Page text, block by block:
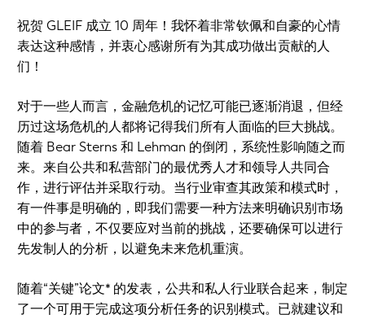
祝贺 GLEIF 成立 10 周年！我怀着非常钦佩和自豪的心情
表达这种感情，并衷心感谢所有为其成功做出贡献的人
们！
对于一些人而言，金融危机的记忆可能已逐渐消退，但经
历过这场危机的人都将记得我们所有人面临的巨大挑战。
随着 Bear Sterns 和 Lehman 的倒闭，系统性影响随之而
来。来自公共和私营部门的最优秀人才和领导人共同合
作，进行评估并采取行动。当行业审查其政策和模式时，
有一件事是明确的，即我们需要一种方法来明确识别市场
中的参与者，不仅要应对当前的挑战，还要确保可以进行
先发制人的分析，以避免未来危机重演。
随着“关键”论文* 的发表，公共和私人行业联合起来，制定
了一个可用于完成这项分析任务的识别模式。已就建议和